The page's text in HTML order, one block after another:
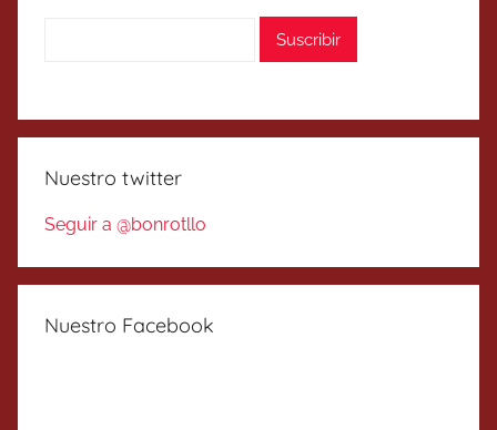
Nuestro twitter
Seguir a @bonrotllo
Nuestro Facebook